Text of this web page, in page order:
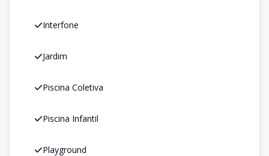
Interfone
Jardim
Piscina Coletiva
Piscina Infantil
Playground